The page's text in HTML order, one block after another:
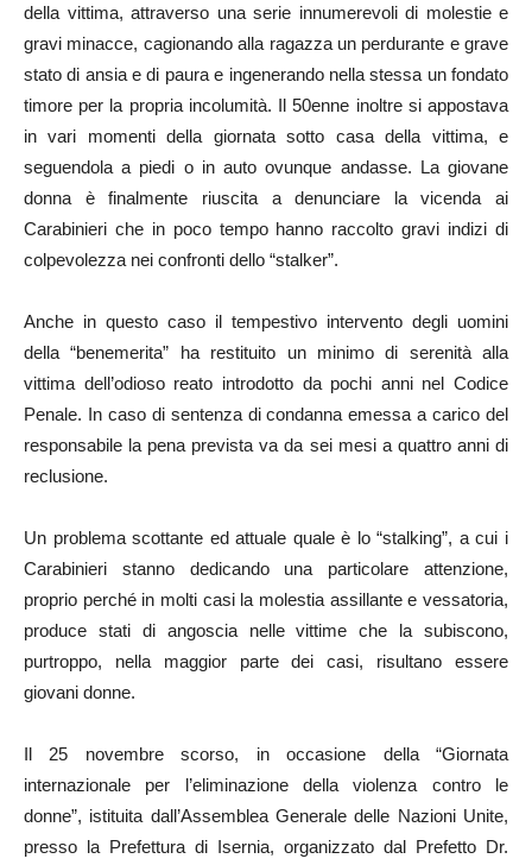
della vittima, attraverso una serie innumerevoli di molestie e
gravi minacce, cagionando alla ragazza un perdurante e grave
stato di ansia e di paura e ingenerando nella stessa un fondato
timore per la propria incolumità. Il 50enne inoltre si appostava
in vari momenti della giornata sotto casa della vittima, e
seguendola a piedi o in auto ovunque andasse. La giovane
donna è finalmente riuscita a denunciare la vicenda ai
Carabinieri che in poco tempo hanno raccolto gravi indizi di
colpevolezza nei confronti dello “stalker”.
Anche in questo caso il tempestivo intervento degli uomini
della “benemerita” ha restituito un minimo di serenità alla
vittima dell’odioso reato introdotto da pochi anni nel Codice
Penale. In caso di sentenza di condanna emessa a carico del
responsabile la pena prevista va da sei mesi a quattro anni di
reclusione.
Un problema scottante ed attuale quale è lo “stalking”, a cui i
Carabinieri stanno dedicando una particolare attenzione,
proprio perché in molti casi la molestia assillante e vessatoria,
produce stati di angoscia nelle vittime che la subiscono,
purtroppo, nella maggior parte dei casi, risultano essere
giovani donne.
Il 25 novembre scorso, in occasione della “Giornata
internazionale per l’eliminazione della violenza contro le
donne”, istituita dall’Assemblea Generale delle Nazioni Unite,
presso la Prefettura di Isernia, organizzato dal Prefetto Dr.